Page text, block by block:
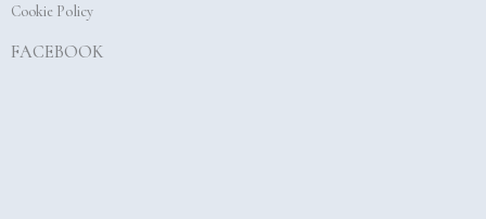
Cookie Policy
FACEBOOK